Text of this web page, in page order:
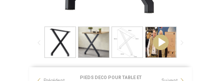
PIEDS DECO POUR TABLE ET